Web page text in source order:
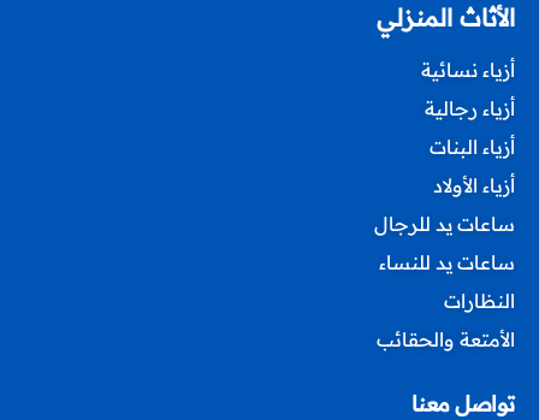
الأثاث المنزلي
أزياء نسائية
أزياء رجالية
أزياء البنات
أزياء الأولاد
ساعات يد للرجال
ساعات يد للنساء
النظارات
الأمتعة والحقائب
تواصل معنا